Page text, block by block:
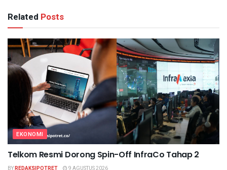
Related Posts
EKONOMI
Telkom Resmi Dorong Spin-Off InfraCo Tahap 2
BYREDAKSIPOTRET 9 AGUSTUS 2026